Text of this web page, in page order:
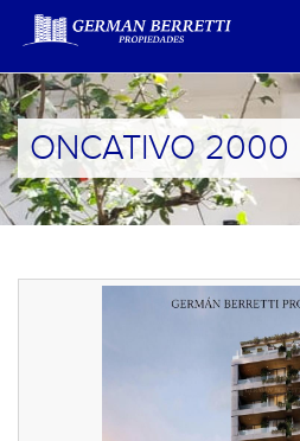
ONCATIVO